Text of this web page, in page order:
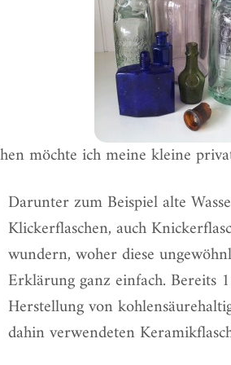
möchte ich meine kleine
Darunter zum Beispiel alte
Klickerflaschen, auch
wundern, woher diese
Erklärung ganz einfach. Bereits
Herstellung von
dahin verwendeten